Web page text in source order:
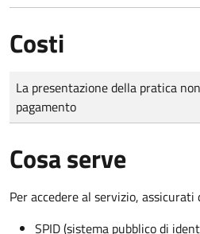
Costi
Tipo di pagamento
Importo
La presentazione della pratica
pagamento
Cosa serve
Per accedere al servizio, assicurati
SPID (sistema pubblico di